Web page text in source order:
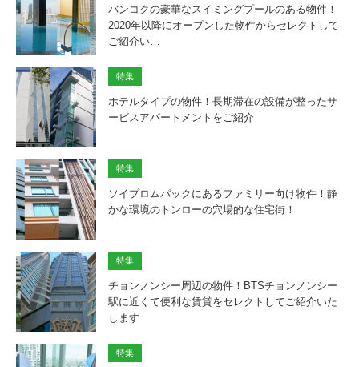
バンコクの豪華なスイミングプールのある物件！
2020年以降にオープンした物件からセレクトして
ご紹介い…
特集
ホテルタイプの物件！長期滞在の設備が整ったサ
ービスアパートメントをご紹介
特集
ソイプロムパックにあるファミリー向け物件！静
かな環境のトンローの穴場的な住宅街！
特集
チョンノンシー周辺の物件！BTSチョンノンシー
駅に近くて便利な賃貸をセレクトしてご紹介いた
します
特集